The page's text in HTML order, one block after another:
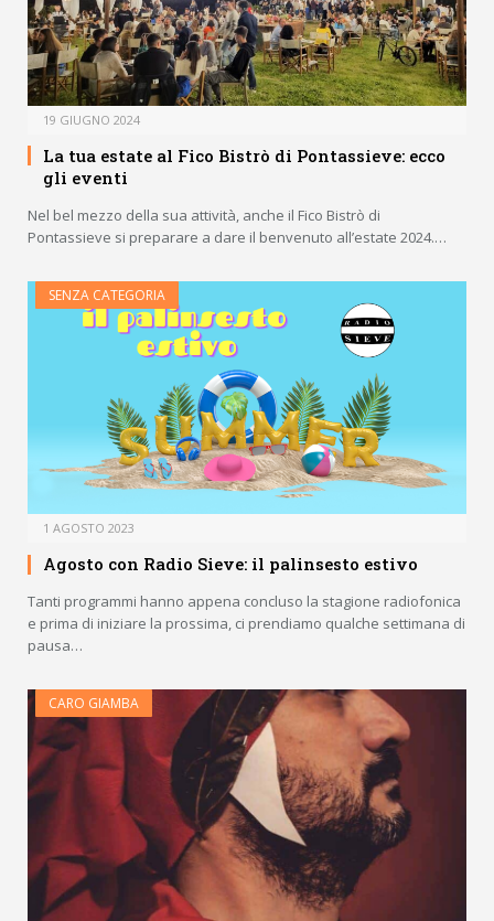
19 GIUGNO 2024
La tua estate al Fico Bistrò di Pontassieve: ecco
gli eventi
Nel bel mezzo della sua attività, anche il Fico Bistrò di
Pontassieve si preparare a dare il benvenuto all’estate 2024.…
SENZA CATEGORIA
1 AGOSTO 2023
Agosto con Radio Sieve: il palinsesto estivo
Tanti programmi hanno appena concluso la stagione radiofonica
e prima di iniziare la prossima, ci prendiamo qualche settimana di
pausa…
CARO GIAMBA